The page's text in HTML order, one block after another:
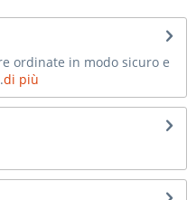
ordinate in modo sicuro e
di più